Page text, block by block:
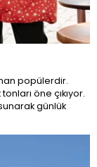
popülerdir.
öne çıkıyor.
günlük